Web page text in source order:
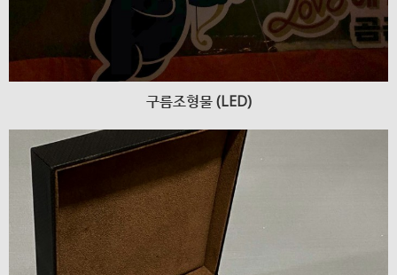
구름조형물 (LED)